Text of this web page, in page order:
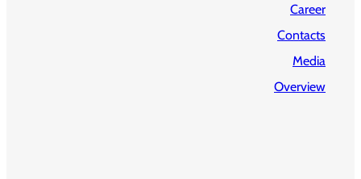
Career
Contacts
Media
Overview